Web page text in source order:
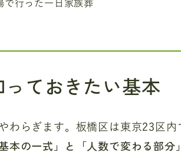
で行った一日家族葬
ておきたい基本
わらぎます。板橋区は東京23区
本の一式」と「人数で変わる部分